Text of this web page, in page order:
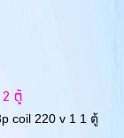
ตู้
coil 220 v 1 1 ตู้